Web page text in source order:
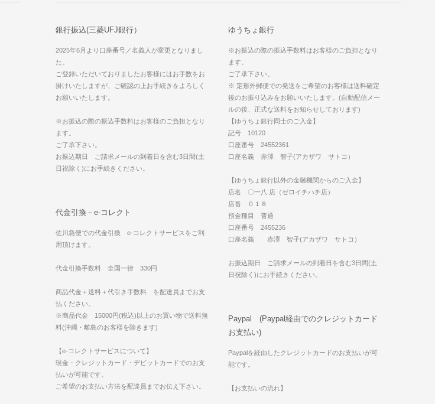
銀行振込(三菱UFJ銀行）
2025年6月より口座番号／名義人が変更となりまし
た。
ご登録いただいておりましたお客様にはお手数をお
掛けいたしますが、ご確認の上お手続きをよろしく
お願いいたします。
※お振込の際の振込手数料はお客様のご負担となり
ます。
ご了承下さい。
お振込期日 ご請求メールの到着日を含む3日間(土
日祝除く)にお手続きください。
ゆうちょ銀行
※お振込の際の振込手数料はお客様のご負担となり
ます。
ご了承下さい。
※ 定形外郵便での発送をご希望のお客様は送料確定
後のお振り込みをお願いいたします。(自動配信メー
ルの後、正式な送料をお知らせしております)
【ゆうちょ銀行同士のご入金】
記号 10120
口座番号 24552361
口座名義 赤澤 智子(アカザワ サトコ）
【ゆうちょ銀行以外の金融機関からのご入金】
店名 〇一八 店（ゼロイチハチ店）
店番 ０１８
預金種目 普通
口座番号 2455236
口座名義 赤澤 智子(アカザワ サトコ）
お振込期日 ご請求メールの到着日を含む3日間(土
日祝除く)にお手続きください。
代金引換－e-コレクト
佐川急便での代金引換 e-コレクトサービスをご利
用頂けます。
代金引換手数料 全国一律 330円
商品代金＋送料＋代引き手数料 を配達員までお支
払ください。
※商品代金 15000円(税込)以上のお買い物で送料無
料(沖縄・離島のお客様を除きます)
【e-コレクトサービスについて】
現金・クレジットカード・デビットカードでのお支
払いが可能です。
ご希望のお支払い方法を配達員までお伝え下さい。
Paypal (Paypal経由でのクレジットカード
お支払い)
Paypalを経由したクレジットカードのお支払いが可
能です。
【お支払いの流れ】